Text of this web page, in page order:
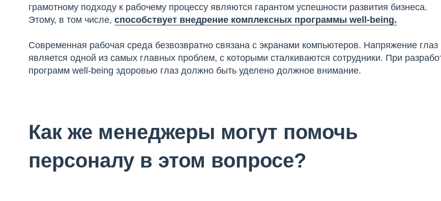
грамотному подходу к рабочему процессу являются гарантом успешности развития бизнеса.
Этому, в том числе,способствует внедрение комплексных программы well-being.
Современная рабочая среда безвозвратно связана с экранами компьютеров. Напряжение глаз
является одной из самых главных проблем, с которыми сталкиваются сотрудники. При
программ well-being здоровью глаз должно быть уделено должное внимание.
Как же менеджеры могут помочь
персоналу в этом вопросе?